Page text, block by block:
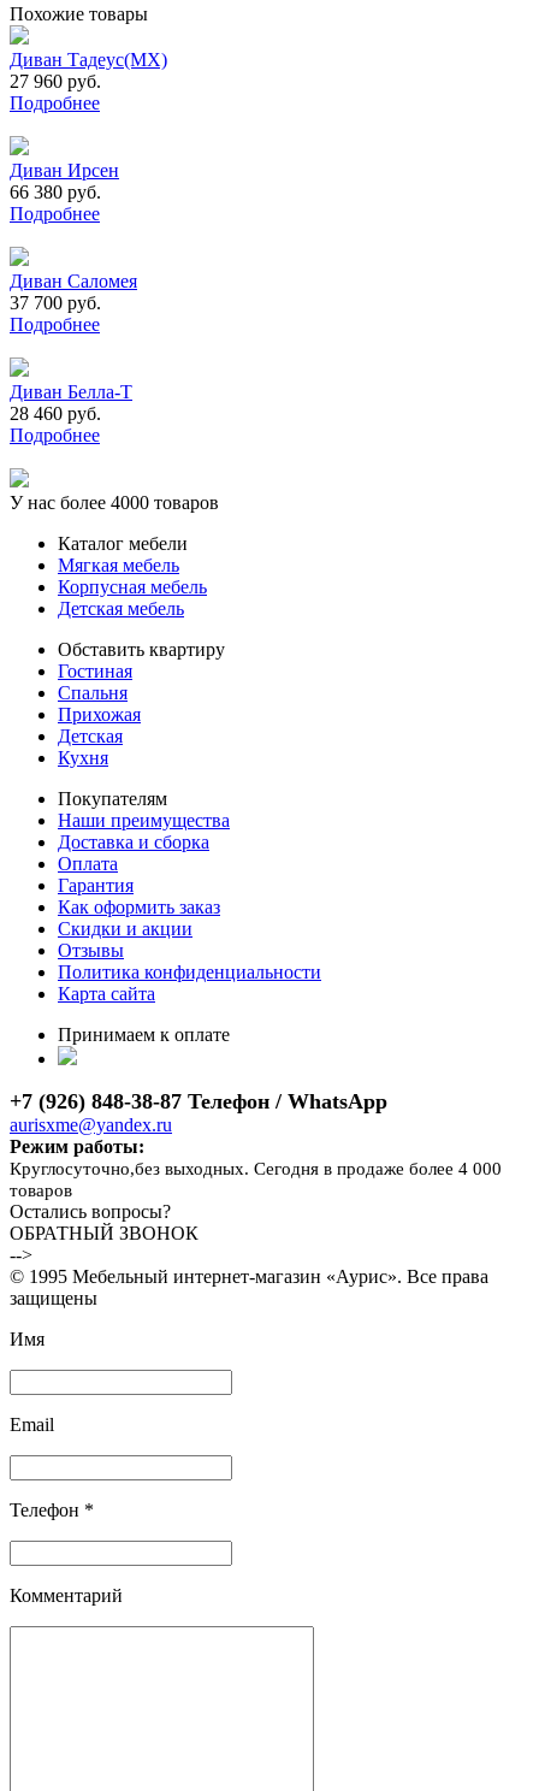
Похожие товары
Диван Тадеус(МХ)
27 960 руб.
Подробнее
Диван Ирсен
66 380 руб.
Подробнее
Диван Саломея
37 700 руб.
Подробнее
Диван Белла-Т
28 460 руб.
Подробнее
У нас более 4000 товаров
Каталог мебели
Мягкая мебель
Корпусная мебель
Детская мебель
Обставить квартиру
Гостиная
Спальня
Прихожая
Детская
Кухня
Покупателям
Наши преимущества
Доставка и сборка
Оплата
Гарантия
Как оформить заказ
Скидки и акции
Отзывы
Политика конфиденциальности
Карта сайта
Принимаем к оплате
+7 (926) 848-38-87 Телефон / WhatsApp
aurisxme@yandex.ru
Режим работы:
Круглосуточно,без выходных. Сегодня в продаже более 4 000
товаров
Остались вопросы?
ОБРАТНЫЙ ЗВОНОК
-->
© 1995 Мебельный интернет-магазин «Аурис». Все права
защищены
Имя
Email
Телефон *
Комментарий